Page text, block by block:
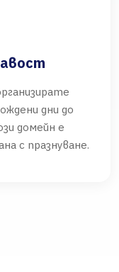
дни до
домейн е
с празнуване.